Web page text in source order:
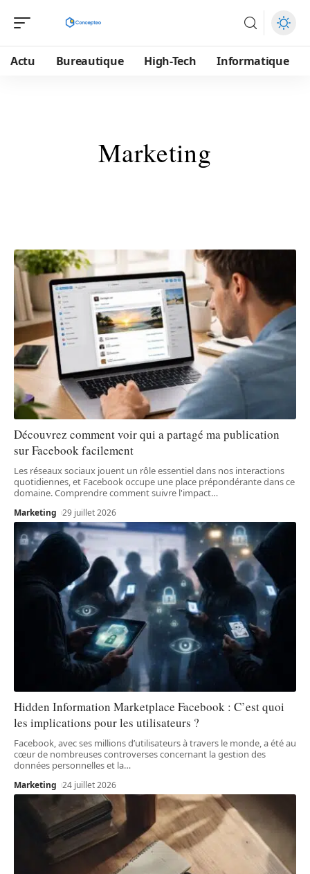
Actu Bureautique High-Tech Informatique
Marketing
Découvrez comment voir qui a partagé ma publication
sur Facebook facilement
Les réseaux sociaux jouent un rôle essentiel dans nos interactions
quotidiennes, et Facebook occupe une place prépondérante dans ce
domaine. Comprendre comment suivre l'impact…
Marketing 29 juillet 2026
Hidden Information Marketplace Facebook : C’est quoi
les implications pour les utilisateurs ?
Facebook, avec ses millions d’utilisateurs à travers le monde, a été au
cœur de nombreuses controverses concernant la gestion des
données personnelles et la…
Marketing 24 juillet 2026